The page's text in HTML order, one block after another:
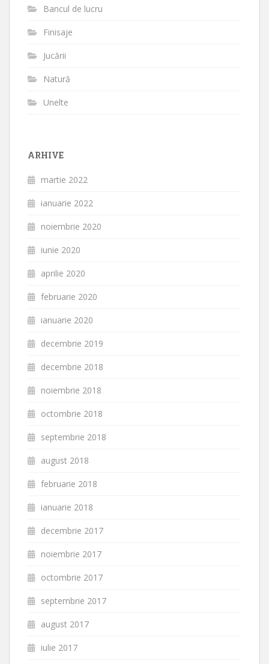
Bancul de lucru
Finisaje
Jucării
Natură
Unelte
ARHIVE
martie 2022
ianuarie 2022
noiembrie 2020
iunie 2020
aprilie 2020
februarie 2020
ianuarie 2020
decembrie 2019
decembrie 2018
noiembrie 2018
octombrie 2018
septembrie 2018
august 2018
februarie 2018
ianuarie 2018
decembrie 2017
noiembrie 2017
octombrie 2017
septembrie 2017
august 2017
iulie 2017